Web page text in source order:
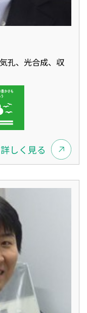
孔、光合成、収
詳しく見る